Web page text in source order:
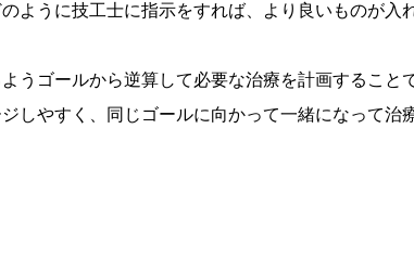
ように技工士に指示をすれば、より良いものが入
うゴールから逆算して必要な治療を計画すること
しやすく、同じゴールに向かって一緒になって治